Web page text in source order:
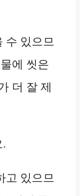
수 있으므
에 씻은
더 잘 제
.
고 있으므